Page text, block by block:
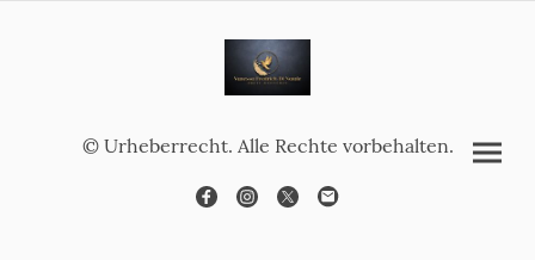
© Urheberrecht. Alle Rechte vorbehalten.